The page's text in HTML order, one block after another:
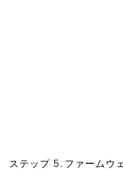
ステップ 5. ファームウ